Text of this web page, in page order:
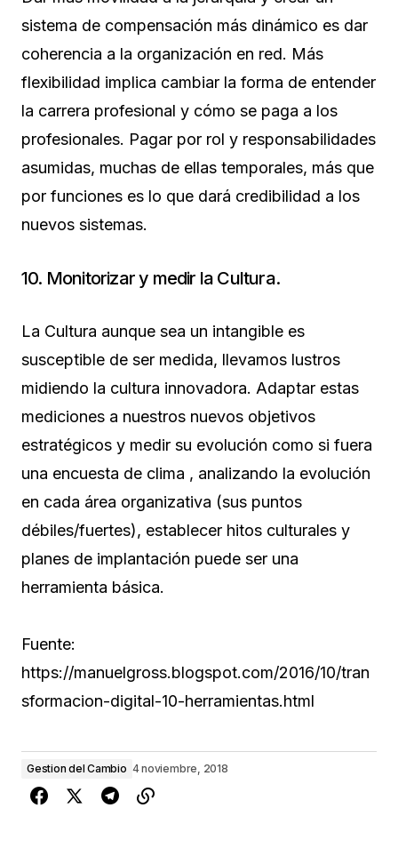
sistema de compensación más dinámico es dar
coherencia a la organización en red. Más
flexibilidad implica cambiar la forma de entender
la carrera profesional y cómo se paga a los
profesionales. Pagar por rol y responsabilidades
asumidas, muchas de ellas temporales, más que
por funciones es lo que dará credibilidad a los
nuevos sistemas.
10. Monitorizar y medir la Cultura.
La Cultura aunque sea un intangible es
susceptible de ser medida, llevamos lustros
midiendo la cultura innovadora. Adaptar estas
mediciones a nuestros nuevos objetivos
estratégicos y medir su evolución como si fuera
una encuesta de clima , analizando la evolución
en cada área organizativa (sus puntos
débiles/fuertes), establecer hitos culturales y
planes de implantación puede ser una
herramienta básica.
Fuente:
https://manuelgross.blogspot.com/2016/10/tran
sformacion-digital-10-herramientas.html
Gestion del Cambio 4 noviembre, 2018